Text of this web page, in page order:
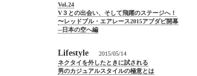
Vol.24
V３との出会い、そして飛躍のステージへ！
〜レッドブル・エアレース2015アブダビ開幕
─日本の空へ編
Lifestyle
2015/05/14
ネクタイを外したときに試される
男のカジュアルスタイルの極意とは